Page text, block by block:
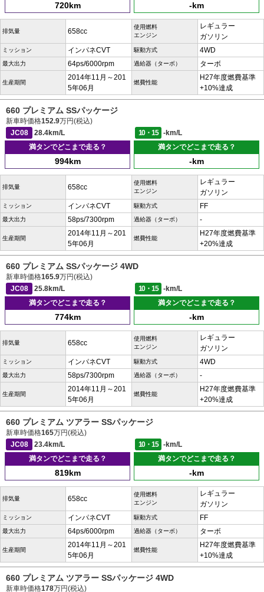
720km -km
排気量 658cc
使用燃料
エンジン
レギュラー
ガソリン
ミッション インパネCVT 駆動方式 4WD
最大出力 64ps/6000rpm 過給器（ターボ） ターボ
生産期間
2014年11月～201
5年06月
燃費性能
H27年度燃費基準
+10%達成
660 プレミアム SSパッケージ
新車時価格152.9万円(税込)
JC08
28.4km/L 10・15
-km/L
満タンでどこまで走る？
994km
満タンでどこまで走る？
-km
排気量 658cc
使用燃料
エンジン
レギュラー
ガソリン
ミッション インパネCVT 駆動方式 FF
最大出力 58ps/7300rpm 過給器（ターボ） -
生産期間
2014年11月～201
5年06月
燃費性能
H27年度燃費基準
+20%達成
660 プレミアム SSパッケージ 4WD
新車時価格165.9万円(税込)
JC08
25.8km/L 10・15
-km/L
満タンでどこまで走る？
774km
満タンでどこまで走る？
-km
排気量 658cc
使用燃料
エンジン
レギュラー
ガソリン
ミッション インパネCVT 駆動方式 4WD
最大出力 58ps/7300rpm 過給器（ターボ） -
生産期間
2014年11月～201
5年06月
燃費性能
H27年度燃費基準
+20%達成
660 プレミアム ツアラー SSパッケージ
新車時価格165万円(税込)
JC08
23.4km/L 10・15
-km/L
満タンでどこまで走る？
819km
満タンでどこまで走る？
-km
排気量 658cc
使用燃料
エンジン
レギュラー
ガソリン
ミッション インパネCVT 駆動方式 FF
最大出力 64ps/6000rpm 過給器（ターボ） ターボ
生産期間
2014年11月～201
5年06月
燃費性能
H27年度燃費基準
+10%達成
660 プレミアム ツアラー SSパッケージ 4WD
新車時価格178万円(税込)